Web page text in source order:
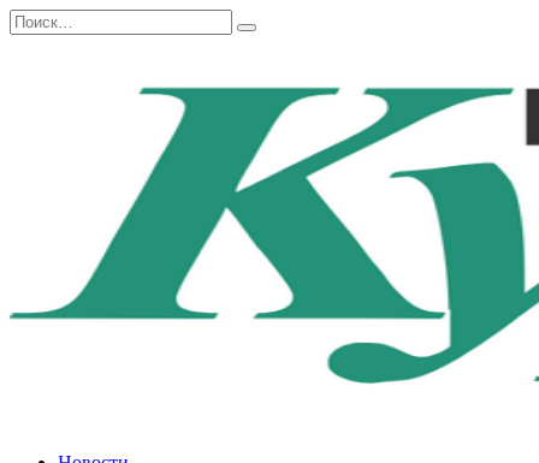
Перейти
к
Search
for: